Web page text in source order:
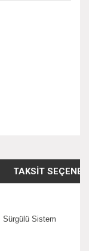
TAKSIT
Sürgülü Sistem